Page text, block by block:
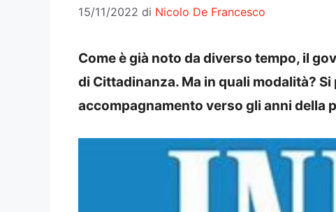
15/11/2022 di Nicolo De Francesco
Come è già noto da diverso tempo, il
di Cittadinanza. Ma in quali modalità?
accompagnamento verso gli anni della